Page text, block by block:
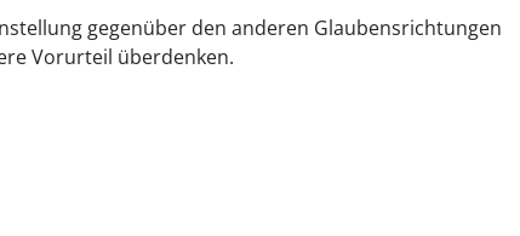
gegenüber den anderen Glaubensrichtungen
Vorurteil überdenken.